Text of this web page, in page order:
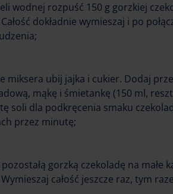
wodnej rozpuść 150 g gorzkiej
dokładnie wymieszaj i po
miksera ubij jajka i cukier. Dodaj
mąkę i śmietankę (150 ml,
soli dla podkręcenia smaku
przez minutę;
gorzką czekoladę na małe
całość jeszcze raz, tym